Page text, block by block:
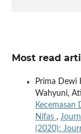
Most read
Prima Dewi
Wahyuni,
Kecemasan
Nifas ,
(2020):